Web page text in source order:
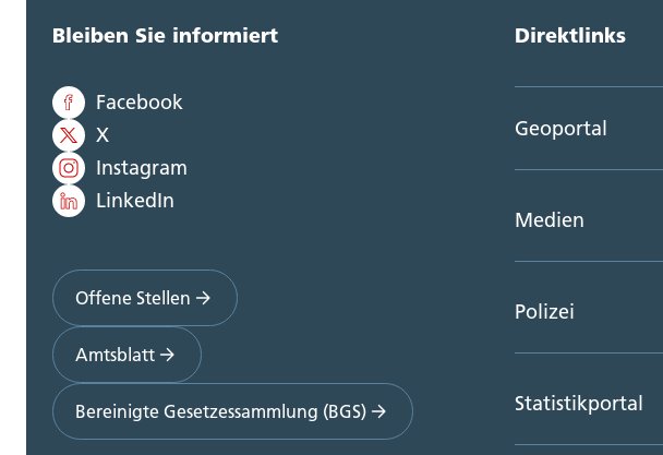
Bleiben Sie informiert
Facebook
X
Instagram
LinkedIn
Offene Stellen
Amtsblatt
Bereinigte Gesetzessammlung (BGS)
Direktlinks
Geoportal
Medien
Polizei
Statistikportal